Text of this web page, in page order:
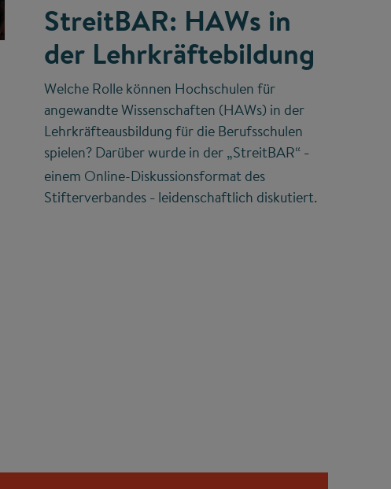
StreitBAR: HAWs in
der Lehrkräftebildung
Welche Rolle können Hochschulen für
angewandte Wissenschaften (HAWs) in der
Lehrkräfteausbildung für die Berufsschulen
spielen? Darüber wurde in der „StreitBAR“ –
einem Online-Diskussionsformat des
Stifterverbandes –leidenschaftlich diskutiert.